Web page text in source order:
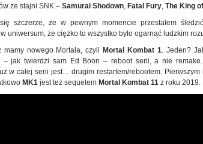
ze stajni SNK – Samurai Shodown Fatal Fury The King
szczerze, że w pewnym momencie przestałem
uniwersum, że ciężko to wszystko było ogarnąć ludzkim
mamy nowego Mortala, czyliMortal Kombat 1 . Jeden?
– jak twierdzi sam Ed Boon – reboot serii, a nie
w całej serii jest… drugim restartem/rebootem. Pierwszym
MK1 jest też sequelem Mortal Kombat 11 z roku